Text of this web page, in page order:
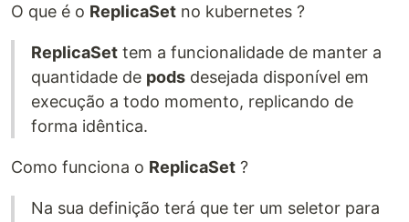
O que é o ReplicaSet no kubernetes ?
ReplicaSet tem a funcionalidade de manter a
quantidade de pods desejada disponível em
execução a todo momento, replicando de
forma idêntica.
Como funciona o ReplicaSet ?
Na sua definição terá que ter um seletor para